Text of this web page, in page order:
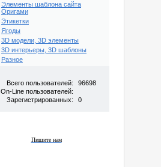
Элементы шаблона сайта
Оригами
Этикетки
Ягоды
3D модели, 3D элементы
3D интерьеры, 3D шаблоны
Разное
Всего пользователей:
96698
On-Line пользователей:
Зарегистрированных:
0
Пишите нам